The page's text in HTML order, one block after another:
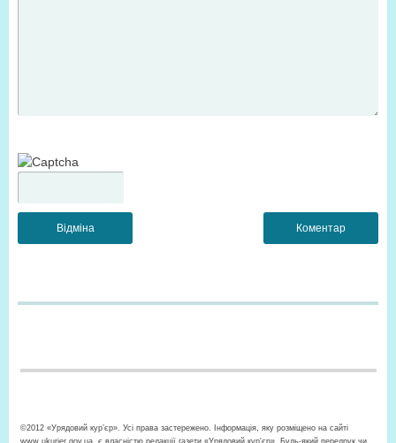
©2012 «Урядовий кур’єр». Усі права застережено. Інформація, яку розміщено на сайті